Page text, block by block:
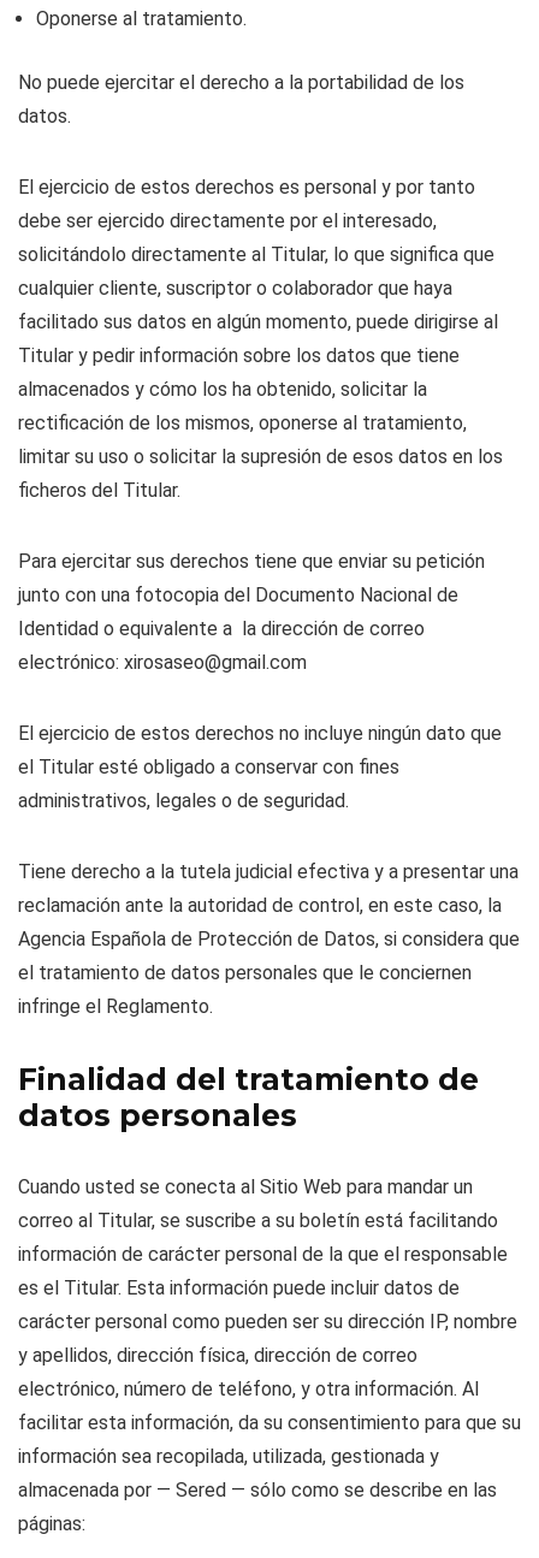
Oponerse al tratamiento.
No puede ejercitar el derecho a la portabilidad de los
datos.
El ejercicio de estos derechos es personal y por tanto
debe ser ejercido directamente por el interesado,
solicitándolo directamente al Titular, lo que significa que
cualquier cliente, suscriptor o colaborador que haya
facilitado sus datos en algún momento, puede dirigirse al
Titular y pedir información sobre los datos que tiene
almacenados y cómo los ha obtenido, solicitar la
rectificación de los mismos, oponerse al tratamiento,
limitar su uso o solicitar la supresión de esos datos en los
ficheros del Titular.
Para ejercitar sus derechos tiene que enviar su petición
junto con una fotocopia del Documento Nacional de
Identidad o equivalente a la dirección de correo
electrónico: xirosaseo@gmail.com
El ejercicio de estos derechos no incluye ningún dato que
el Titular esté obligado a conservar con fines
administrativos, legales o de seguridad.
Tiene derecho a la tutela judicial efectiva y a presentar una
reclamación ante la autoridad de control, en este caso, la
Agencia Española de Protección de Datos, si considera que
el tratamiento de datos personales que le conciernen
infringe el Reglamento.
Finalidad del tratamiento de
datos personales
Cuando usted se conecta al Sitio Web para mandar un
correo al Titular, se suscribe a su boletín está facilitando
información de carácter personal de la que el responsable
es el Titular. Esta información puede incluir datos de
carácter personal como pueden ser su dirección IP, nombre
y apellidos, dirección física, dirección de correo
electrónico, número de teléfono, y otra información. Al
facilitar esta información, da su consentimiento para que su
información sea recopilada, utilizada, gestionada y
almacenada por — Sered — sólo como se describe en las
páginas: